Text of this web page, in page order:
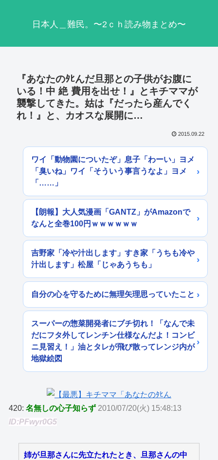
日本人＿難民。〜2ｃｈ読み物まとめ〜
『あなたのﾀﾋんだ旦那との子供がお腹に
いる！中 絶 費用を出せ！』とキチママが
襲撃してきた。姑は『だったら産んでく
れ！』と、カオスな展開に…
2015.09.22
ワイ「動物園についたぞ」息子「わーい」ヨメ
「臭いね」ワイ「そういう事言うなよ」ヨメ
「……」
【朗報】大人気漫画「GANTZ」がAmazonで
なんと全巻100円ｗｗｗｗｗｗ
吉野家「冷や汁出します」すき家「うちも冷や
汁出します」松屋「じゃあうちも」
自分の心を守るために無理矢理思っていたこと
スーパーの惣菜開発者にブチ切れ！「なんで未
だにフタ外してレンチン仕様なんだよ！コンビ
ニ見習え！」油とタレが飛び散ってレンジ内が
地獄絵図
420:名無しの心子知らず 2010/07/20(火) 15:48:13
ID:PFwyr0G5
姉が旦那さんに先立たれたとき、旦那さんの中